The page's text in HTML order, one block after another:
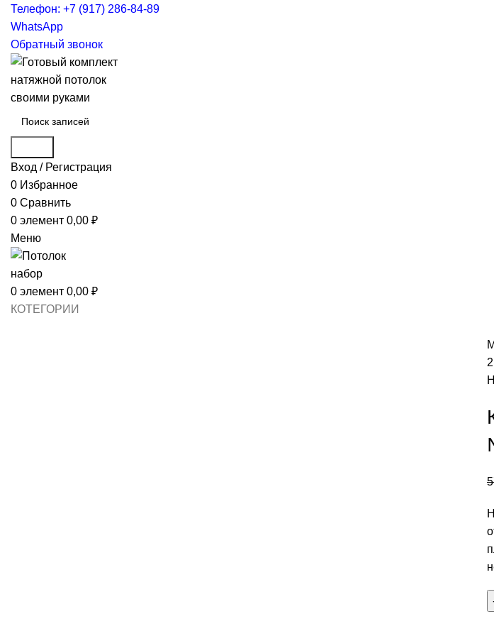
Телефон: +7 (917) 286-84-89
WhatsApp
Обратный звонок
Вход / Регистрация
0 Избранное
0 Сравнить
0 элемент 0,00 ₽
Меню
0 элемент 0,00 ₽
КОТЕГОРИИ